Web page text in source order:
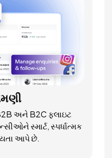
અને B2C ફ્લાઇટ
સ્માર્ટ, સ્પર્ધાત્મક
આપે છે.